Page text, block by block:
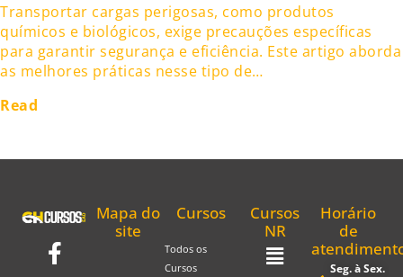
Transportar cargas perigosas, como produtos
químicos e biológicos, exige precauções específicas
para garantir segurança e eficiência. Este artigo aborda
as melhores práticas nesse tipo de…
Read
Mapa do
site
Cursos
Todos os
Cursos
Cursos
NR
Horário
de
Seg. à Sex.